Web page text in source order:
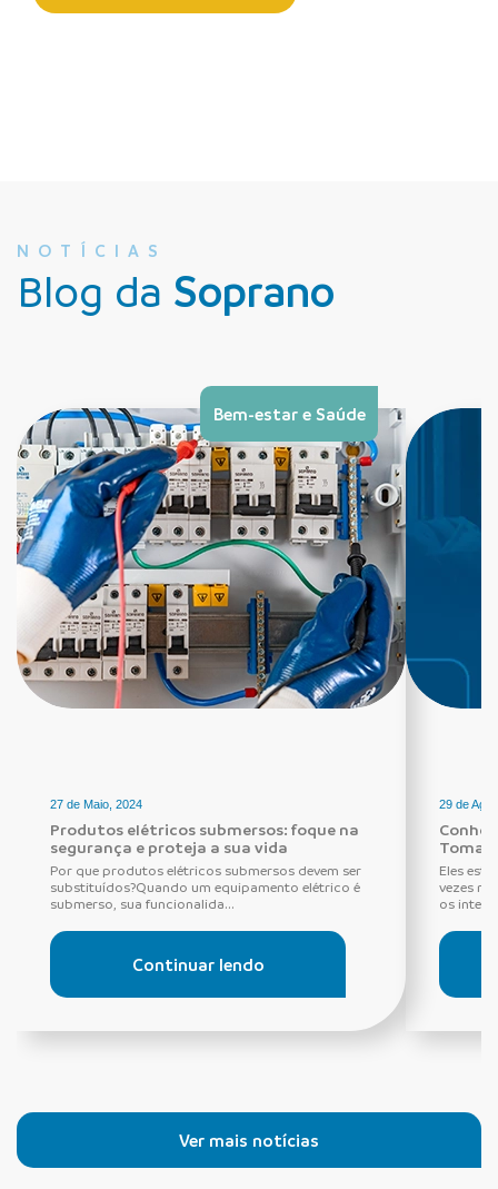
NOTÍCIAS
Blog da Soprano
Bem-estar e Saúde
27 de Maio, 2024
Produtos elétricos submersos: foque na
segurança e proteja a sua vida
Por que produtos elétricos submersos devem ser
substituídos?Quando um equipamento elétrico é
submerso, sua funcionalida...
Continuar lendo
29 de
Eles
vezes
os
Ver mais notícias